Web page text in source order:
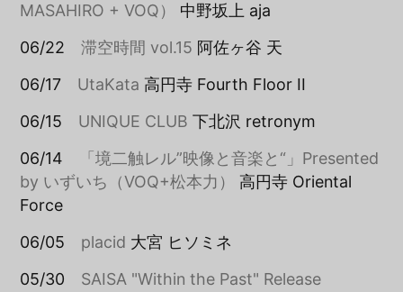
MASAHIRO + VOQ）
中野坂上 aja
06/22滞空時間 vol.15 阿佐ヶ谷 天
06/17 UtaKata 高円寺 Fourth Floor II
06/15 UNIQUE CLUB 下北沢 retronym
06/14
「境二触レル”映像と音楽と“」Presented
by いずいち（VOQ+松本力）
高円寺 Oriental
Force
06/05 placid 大宮 ヒソミネ
05/30 SAISA "Within the Past" Release